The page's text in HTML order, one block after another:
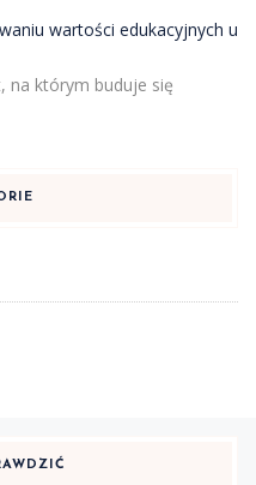
wartości edukacyjnych u
na którym buduje się